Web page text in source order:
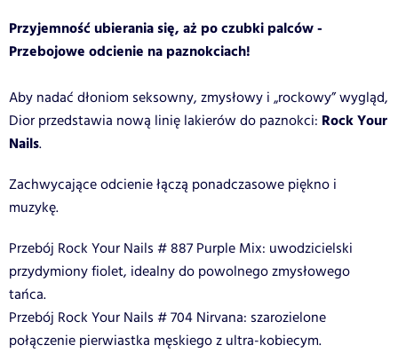
Przyjemność ubierania się, aż po czubki palców -
Przebojowe odcienie na paznokciach!
Aby nadać dłoniom seksowny, zmysłowy i „rockowy” wygląd,
Dior przedstawia nową linię lakierów do paznokci: Rock Your
Nails.
Zachwycające odcienie łączą ponadczasowe piękno i
muzykę.
Przebój Rock Your Nails # 887 Purple Mix: uwodzicielski
przydymiony fiolet, idealny do powolnego zmysłowego
tańca.
Przebój Rock Your Nails # 704 Nirvana: szarozielone
połączenie pierwiastka męskiego z ultra-kobiecym.